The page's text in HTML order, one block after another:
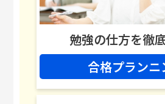
勉強の仕方を徹
合格プランニ